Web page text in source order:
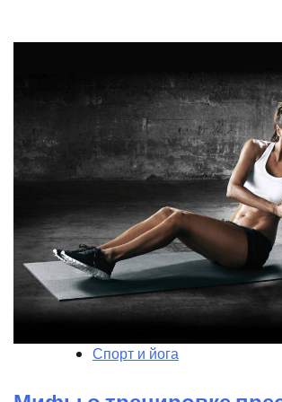
Спорт и йога